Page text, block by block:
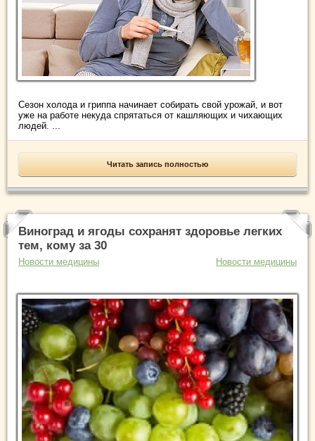
Сезон холода и гриппа начинает собирать свой урожай, и вот
уже на работе некуда спрятаться от кашляющих и чихающих
людей. ...
Читать запись полностью
Виноград и ягоды сохранят здоровье легких
тем, кому за 30
Новости медицины Новости медицины